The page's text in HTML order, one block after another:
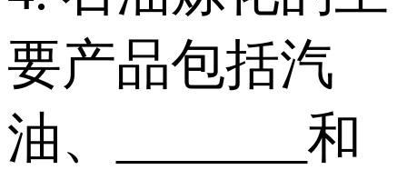
要产品包括汽
油、_______和